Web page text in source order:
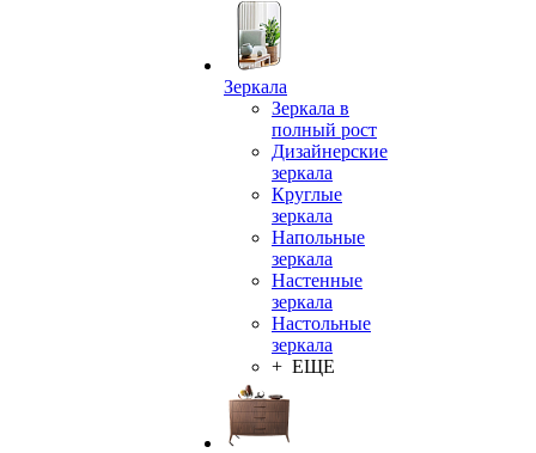
Зеркала
Зеркала в
полный рост
Дизайнерские
зеркала
Круглые
зеркала
Напольные
зеркала
Настенные
зеркала
Настольные
зеркала
+ ЕЩЕ